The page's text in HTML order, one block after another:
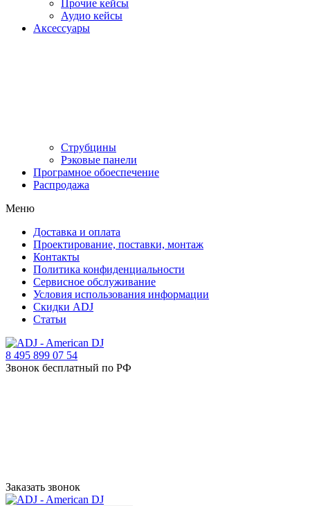
Прочие кейсы
Аудио кейсы
Аксессуары
Струбцины
Рэковые панели
Програмное обоеспечение
Распродажа
Меню
Доставка и оплата
Проектирование, поставки, монтаж
Контакты
Политика конфиденциальности
Сервисное обслуживание
Условия использования информации
Скидки ADJ
Статьи
8 495 899 07 54
Звонок бесплатный по РФ
Заказать звонок